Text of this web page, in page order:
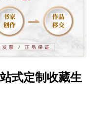
式定制收藏生